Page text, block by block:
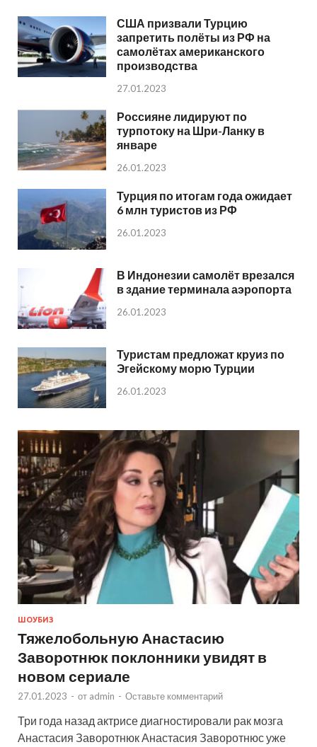
США призвали Турцию
запретить полёты из РФ на
самолётах американского
производства
27.01.2023
Россияне лидируют по
турпотоку на Шри-Ланку в
январе
26.01.2023
Турция по итогам года ожидает
6 млн туристов из РФ
26.01.2023
В Индонезии самолёт врезался
в здание терминала аэропорта
26.01.2023
Туристам предложат круиз по
Эгейскому морю Турции
26.01.2023
ШОУБИЗ
Тяжелобольную Анастасию
Заворотнюк поклонники увидят в
новом сериале
27.01.2023 - от admin - Оставьте комментарий
Три года назад актрисе диагностировали рак мозга
Анастасия Заворотнюк Анастасия Заворотнюс уже